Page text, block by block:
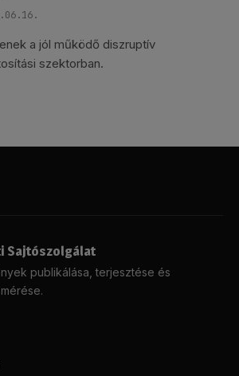
a jól működő diszruptív
szektorban.
Sajtószolgálat
publikálása, terjesztése és